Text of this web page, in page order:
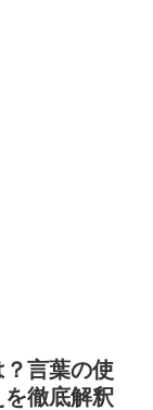
？言葉の使
徹底解釈